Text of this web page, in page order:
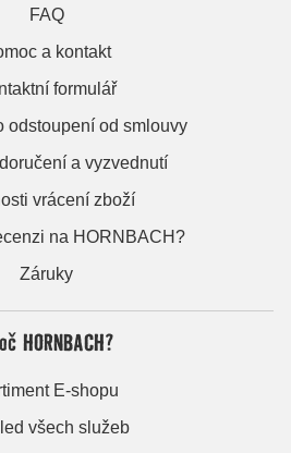
FAQ
a kontakt
formulář
odstoupení od smlouvy
a vyzvednutí
vrácení zboží
na HORNBACH?
Záruky
HORNBACH?
E-shopu
všech služeb